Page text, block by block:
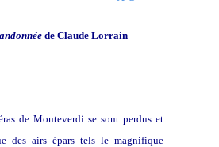
de Claude Lorrain
de Monteverdi se sont perdus et
des airs épars tels le magnifique